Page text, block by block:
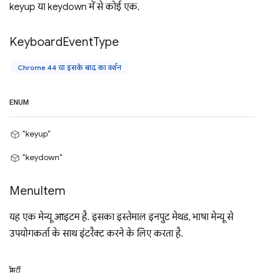
keyup या keydown में से कोई एक.
KeyboardEventType
Chrome 44 या इसके बाद का वर्शन
ENUM
"keyup"
"keydown"
MenuItem
यह एक मेन्यू आइटम है. इसका इस्तेमाल इनपुट मेथड, भाषा मेन्यू से
उपयोगकर्ता के साथ इंटरैक्ट करने के लिए करता है.
प्रॉपर्टी